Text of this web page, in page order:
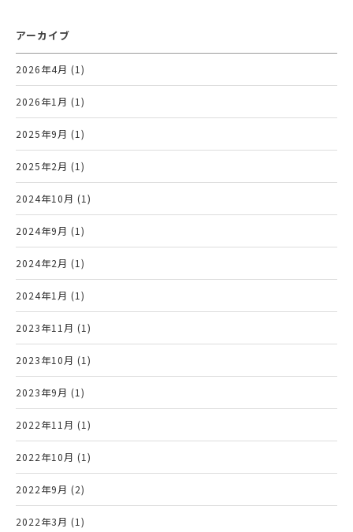
アーカイブ
2026年4月 (1)
2026年1月 (1)
2025年9月 (1)
2025年2月 (1)
2024年10月 (1)
2024年9月 (1)
2024年2月 (1)
2024年1月 (1)
2023年11月 (1)
2023年10月 (1)
2023年9月 (1)
2022年11月 (1)
2022年10月 (1)
2022年9月 (2)
2022年3月 (1)